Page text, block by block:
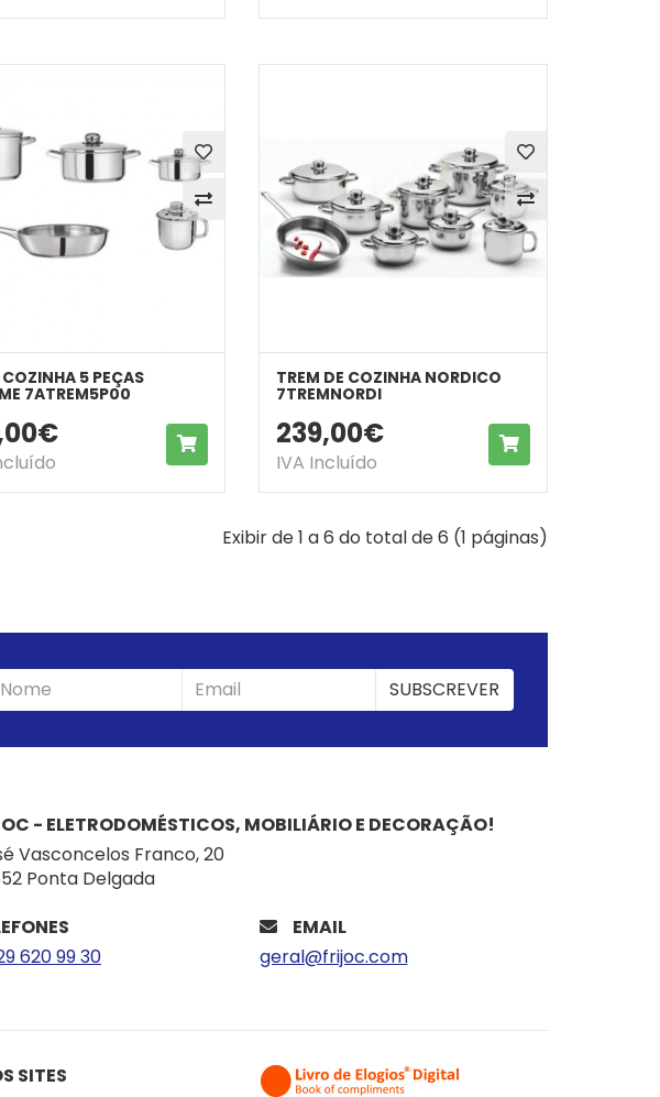
5 PEÇAS
7ATREM5P00
COMPRAR
TREM DE COZINHA NORDICO
7TREMNORDI
239,00€
IVA Incluído
COMPRAR
Exibir de 1 a 6 do total de 6 (1 páginas)
SUBSCREVER
SUBSCREVER
- ELETRODOMÉSTICOS, MOBILIÁRIO E DECORAÇÃO!
Vasconcelos Franco, 20
Ponta Delgada
620 99 30
EMAIL
geral@frijoc.com
SITES